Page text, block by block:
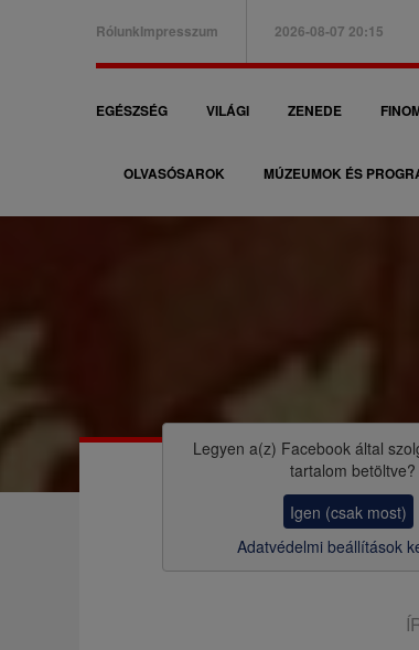
B
a
e
n
RólunkImpresszum 2026-08-07 20:15
F
a
i
EGÉSZSÉG VILÁGI ZENEDE
OLVASÓSAROK MÚZEUMOK ÉS
M
o
z
Legyen a(z) Facebookáltal
tartalom betöltve?
Igen (csak most)
Adatvédelmi beállítások